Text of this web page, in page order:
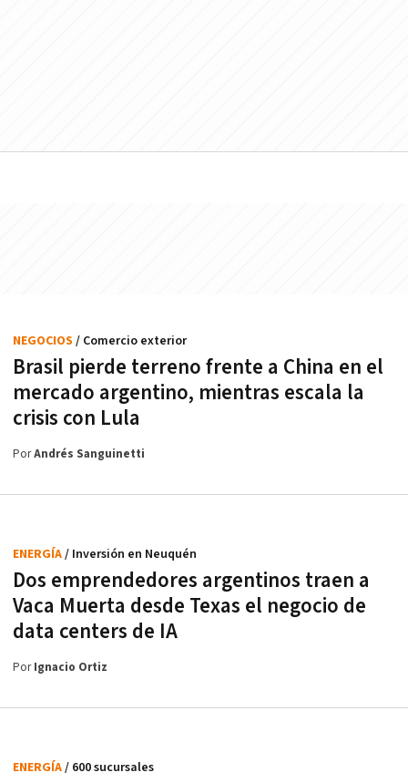
Brasil pierde terreno frente a China en el
mercado argentino, mientras escala la
crisis con Lula
NEGOCIOS / Comercio exterior
PorAndrés Sanguinetti
Dos emprendedores argentinos traen a
Vaca Muerta desde Texas el negocio de
data centers de IA
ENERGÍA/ Inversión en Neuquén
PorIgnacio Ortiz
ENERGÍA/ 600 sucursales